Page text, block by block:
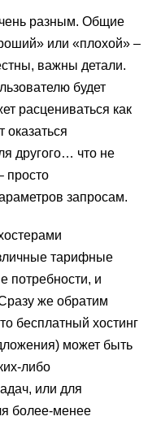
разным. Общие
или «плохой» –
важны детали.
будет
расцениваться как
другого… что не
просто
запросам.
тарифные
потребности, и
же обратим
бесплатный хостинг
может быть
либо
или для
более-менее